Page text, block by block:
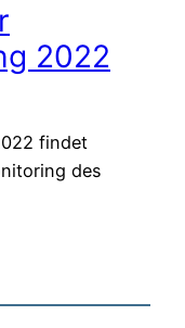
2022
findet
des